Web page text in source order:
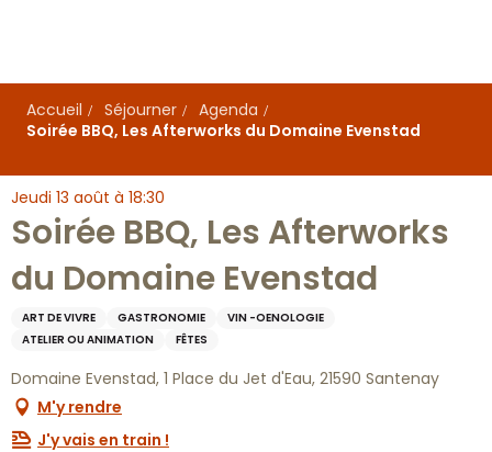
principal
Accueil
Séjourner
Agenda
Soirée BBQ, Les Afterworks du Domaine Evenstad
Jeudi 13 août à 18:30
Soirée BBQ, Les Afterworks
du Domaine Evenstad
ART DE VIVRE GASTRONOMIE
VIN -OENOLOGIE
ATELIER OU ANIMATION
FÊTES
Domaine Evenstad, 1 Place du Jet d'Eau, 21590 Santenay
M'y rendre
J'y vais en train !